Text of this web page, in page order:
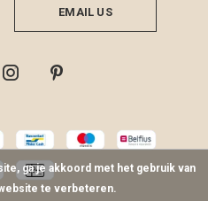
EMAIL US
ga je akkoord met het gebruik van
te verbeteren.